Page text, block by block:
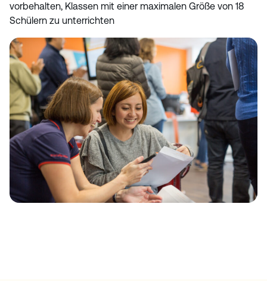
vorbehalten, Klassen mit einer maximalen Größe von 18
Schülern zu unterrichten